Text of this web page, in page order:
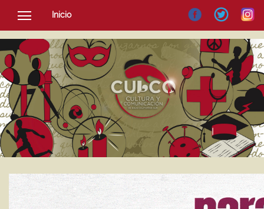
Inicio
SOCIEDAD
CULTURA
NOTICIAS